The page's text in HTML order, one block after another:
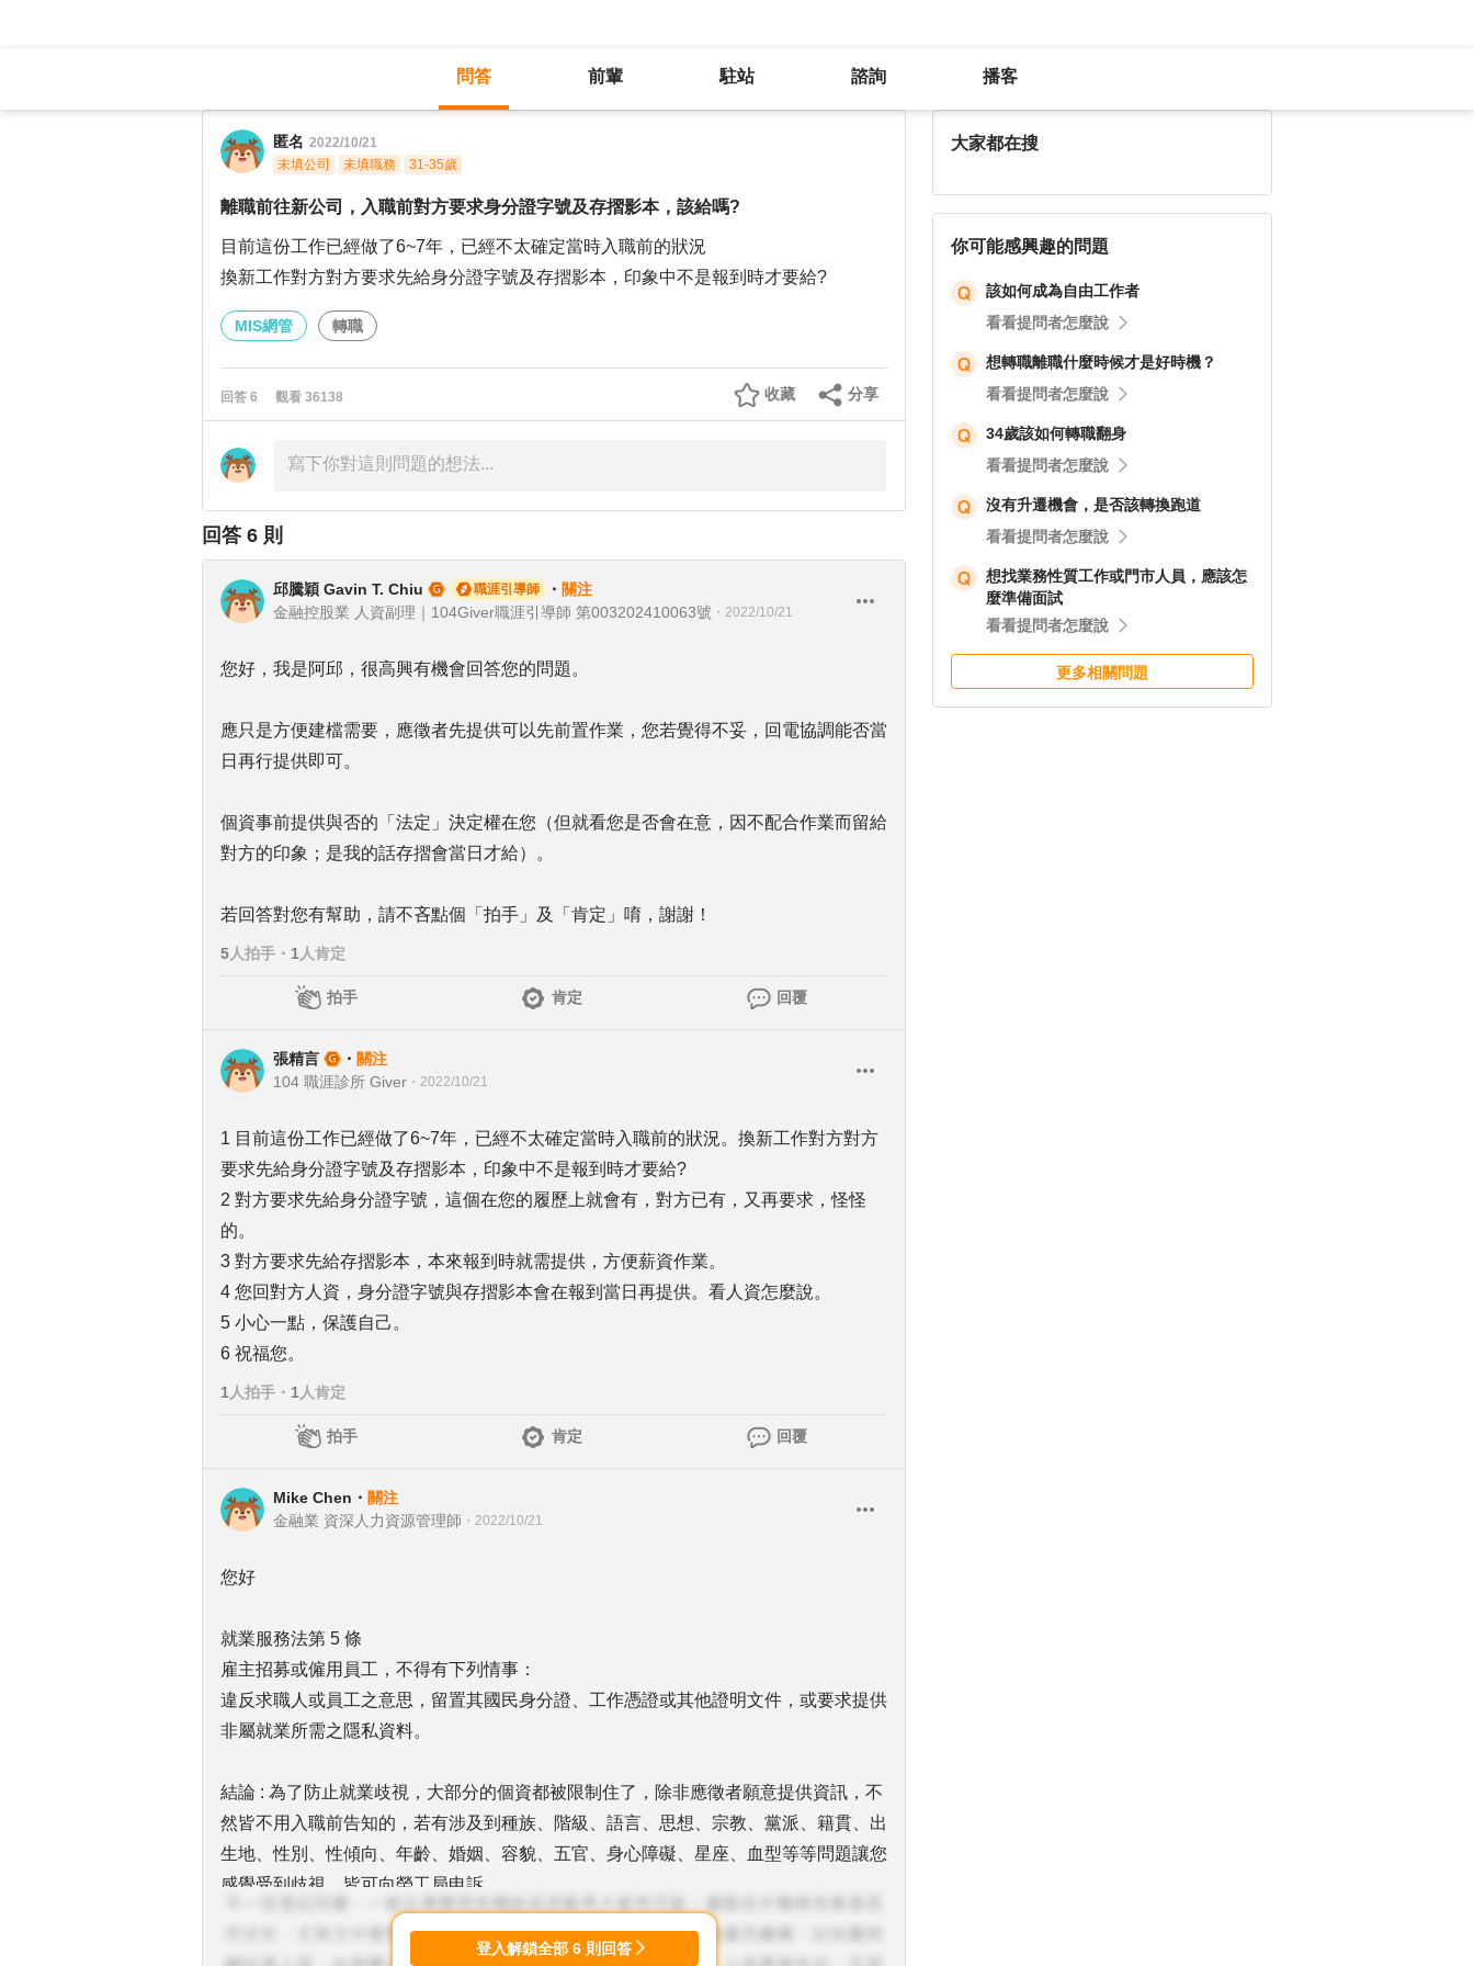
問答 前輩 駐站 諮詢 播客
匿名 2022/10/21
未填公司
未填職務 31-35歲
離職前往新公司，入職前對方要求身分證字號及存摺影本，該給嗎?
目前這份工作已經做了6~7年，已經不太確定當時入職前的狀況
換新工作對方對方要求先給身分證字號及存摺影本，印象中不是報到時才要給?
MIS網管 轉職
回答 6 觀看 36138 分享
收藏
回答 6 則
邱騰穎 Gavin T. Chiu 職涯引導師 ・ 關注
金融控股業 人資副理｜104Giver職涯引導師 第003202410063號 ・ 2022/10/21
您好，我是阿邱，很高興有機會回答您的問題。
應只是方便建檔需要，應徵者先提供可以先前置作業，您若覺得不妥，回電協調能否當
日再行提供即可。
個資事前提供與否的「法定」決定權在您（但就看您是否會在意，因不配合作業而留給
對方的印象；是我的話存摺會當日才給）。
若回答對您有幫助，請不吝點個「拍手」及「肯定」唷，謝謝！
5人拍手 ・ 1 人肯定
拍手 肯定 回覆
張精言 ・ 關注
104 職涯診所 Giver ・ 2022/10/21
1 目前這份工作已經做了6~7年，已經不太確定當時入職前的狀況。換新工作對方對方
要求先給身分證字號及存摺影本，印象中不是報到時才要給?
2 對方要求先給身分證字號，這個在您的履歷上就會有，對方已有，又再要求，怪怪
的。
3 對方要求先給存摺影本，本來報到時就需提供，方便薪資作業。
4 您回對方人資，身分證字號與存摺影本會在報到當日再提供。看人資怎麼說。
5 小心一點，保護自己。
6 祝福您。
1 人拍手 ・ 1 人肯定
拍手 肯定 回覆
Mike Chen ・ 關注
金融業 資深人力資源管理師 ・ 2022/10/21
您好
就業服務法第 5 條
雇主招募或僱用員工，不得有下列情事：
違反求職人或員工之意思，留置其國民身分證、工作憑證或其他證明文件，或要求提供
非屬就業所需之隱私資料。
結論 : 為了防止就業歧視，大部分的個資都被限制住了，除非應徵者願意提供資訊，不
然皆不用入職前告知的，若有涉及到種族、階級、語言、思想、宗教、黨派、籍貫、出
生地、性別、性傾向、年齡、婚姻、容貌、五官、身心障礙、星座、血型等等問題讓您
感覺受到歧視，皆可向勞工局申訴
登入解鎖全部 6 則回答
大家都在搜
你可能感興趣的問題
該如何成為自由工作者
看看提問者怎麼說
想轉職離職什麼時候才是好時機？
看看提問者怎麼說
34歲該如何轉職翻身
看看提問者怎麼說
沒有升遷機會，是否該轉換跑道
看看提問者怎麼說
想找業務性質工作或門市人員，應該怎
麼準備面試
看看提問者怎麼說
更多相關問題